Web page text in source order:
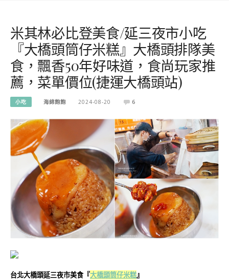
米其林必比登美食/延三夜市小吃
『大橋頭筒仔米糕』大橋頭排隊美
食，飄香50年好味道，食尚玩家推
薦，菜單價位(捷運大橋頭站)
小吃 海綿飽飽 2024-08-20 6
台北大橋頭延三夜市美食『大橋頭筒仔米糕』